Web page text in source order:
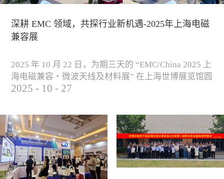
深耕 EMC 领域，共探行业新机遇-2025年上海电磁
兼容展
2025 年 10 月 22 日，为期三天的 “EMC/China 2025 上
海电磁兼容・微波天线及材料展” 在上海世博展览馆圆
满落下帷幕。作为电磁兼容领域的行业盛会，本届展
研讨及产品展示等多种形式，深入交流行业见解，踊
跃探索合作空间，为电磁兼容领域的高质量发展汇聚
了新动能。产品展示展会现场，公司展示了...
2025 - 10 - 27